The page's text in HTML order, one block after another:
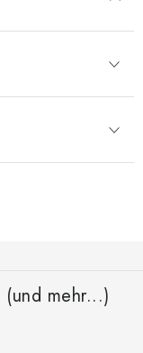
(und mehr...)